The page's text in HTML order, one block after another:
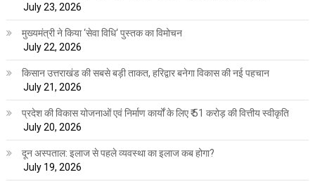
July 23, 2026
मुख्यमंत्री ने किया ‘सेवा विधि‘ पुस्तक का विमोचन
July 22, 2026
किसान उत्तराखंड की सबसे बड़ी ताकत, हरिद्वार बनेगा विकास की नई पहचान
July 21, 2026
प्रदेश की विकास योजनाओं एवं निर्माण कार्यों के लिए ₹ 51 करोड़ की वित्तीय स्वीकृति
July 20, 2026
दून अस्पताल: इलाज से पहले व्यवस्था का इलाज कब होगा?
July 19, 2026